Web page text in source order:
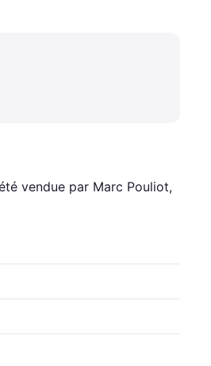
vendue par Marc Pouliot,